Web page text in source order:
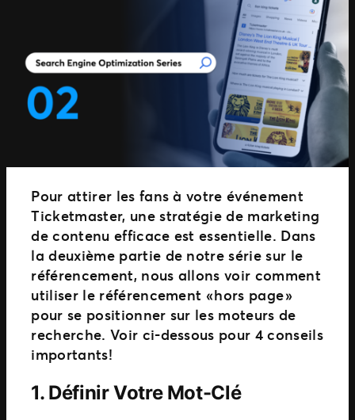
SEGMENTS
Clubs
Attractions
Pour attirer les fans à votre événement
Ticketmaster, une stratégie de marketing
de contenu efficace est essentielle. Dans
la deuxième partie de notre série sur le
référencement, nous allons voir comment
utiliser le référencement « hors page »
pour se positionner sur les moteurs de
recherche. Voir ci-dessous pour 4 conseils
importants!
1. Définir Votre Mot-Clé